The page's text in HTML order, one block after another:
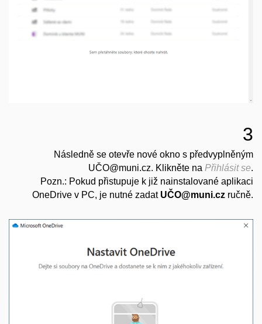
3
Následně se otevře nové okno s předvyplněným
UČO@muni.cz. Klikněte na Přihlásit se.
Pozn.: Pokud přistupuje k již nainstalované aplikaci
OneDrive v PC, je nutné zadat UČO@muni.cz ručně.